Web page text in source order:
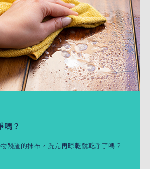
嗎？
殘渣的抹布，洗完再晾乾就乾淨了嗎？